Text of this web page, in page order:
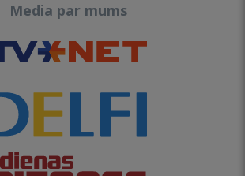
Media par mums